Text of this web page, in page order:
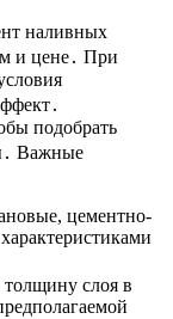
наливных
и цене․ При
подобрать
Важные
цементно-
слоя в